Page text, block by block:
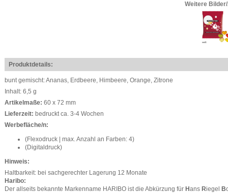
Weitere
Produktdetails:
bunt gemischt: Ananas, Erdbeere, Himbeere, Orange, Zitrone
Inhalt: 6,5 g
Artikelmaße: 60 x 72 mm
Lieferzeit: bedruckt ca. 3-4 Wochen
Werbefläche/n:
(Flexodruck | max. Anzahl an Farben: 4)
(Digitaldruck)
Hinweis:
Haltbarkeit: bei sachgerechter Lagerung 12 Monate
Haribo:
Der allseits bekannte Markenname HARIBO ist die Abkürzung für H ans Riegel B